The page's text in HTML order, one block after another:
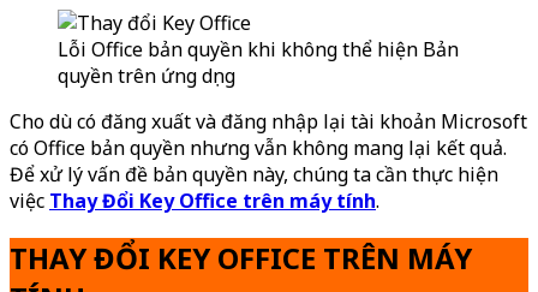
Lỗi Office bản quyền khi không thể hiện Bản
quyền trên ứng dụng
Cho dù có đăng xuất và đăng nhập lại tài khoản Microsoft
có Office bản quyền nhưng vẫn không mang lại kết quả.
Để xử lý vấn đề bản quyền này, chúng ta cần thực hiện
việc Thay Đổi Key Office trên máy tính.
THAY ĐỔI KEY OFFICE TRÊN MÁY